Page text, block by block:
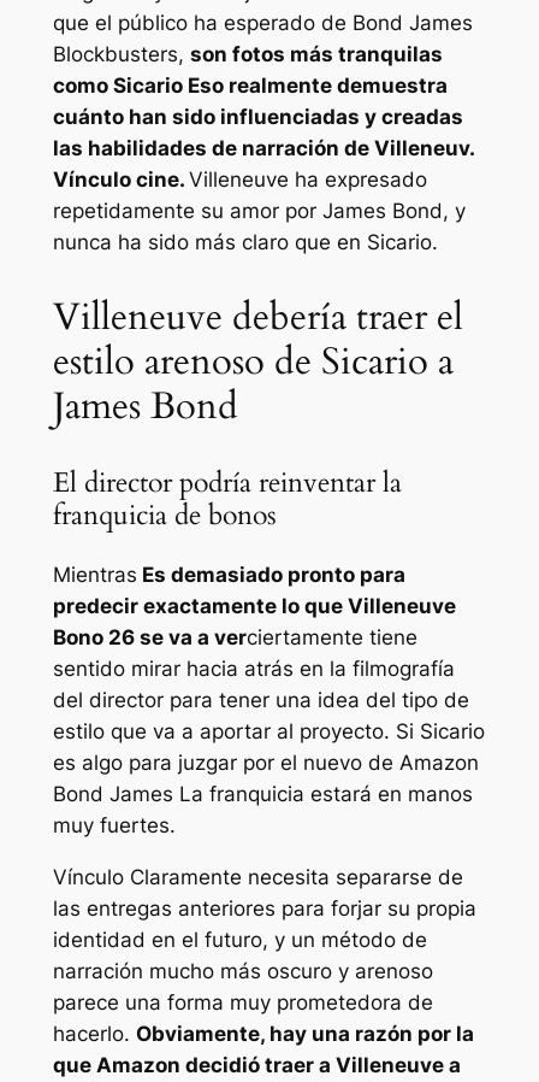
que el público ha esperado de Bond James
Blockbusters, son fotos más tranquilas
como SicarioEso realmente demuestra
cuánto han sido influenciadas y creadas
las habilidades de narración de Villeneuv.
Vínculo cine. Villeneuve ha expresado
repetidamente su amor por James Bond, y
nunca ha sido más claro que en Sicario.
Villeneuve debería traer el
estilo arenoso de Sicario a
James Bond
El director podría reinventar la
franquicia de bonos
Mientras Es demasiado pronto para
predecir exactamente lo que Villeneuve
Bono 26se va a verciertamente tiene
sentido mirar hacia atrás en la filmografía
del director para tener una idea del tipo de
estilo que va a aportar al proyecto. Si Sicario
es algo para juzgar por el nuevo de Amazon
Bond James La franquicia estará en manos
muy fuertes.
Vínculo Claramente necesita separarse de
las entregas anteriores para forjar su propia
identidad en el futuro, y un método de
narración mucho más oscuro y arenoso
parece una forma muy prometedora de
hacerlo. Obviamente, hay una razón por la
que Amazon decidió traer a Villeneuve a